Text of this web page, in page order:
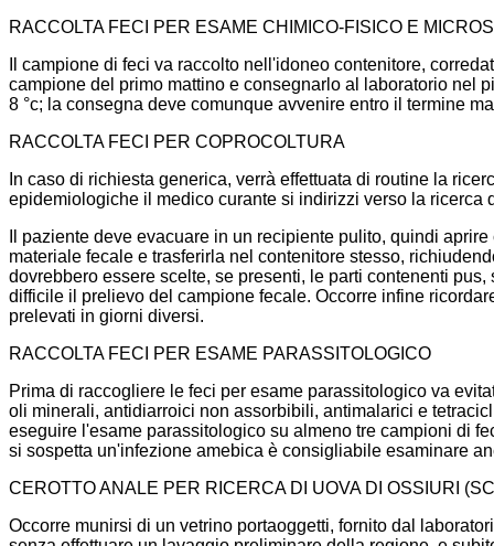
RACCOLTA FECI PER ESAME CHIMICO-FISICO E
Il campione di feci va raccolto nell'idoneo contenitore,
campione del primo mattino e consegnarlo al laboratorio nel
8 °c; la consegna deve comunque avvenire entro il termine
RACCOLTA FECI PER COPROCOLTURA
In caso di richiesta generica, verrà effettuata di routine la
epidemiologiche il medico curante si indirizzi verso la
Il paziente deve evacuare in un recipiente pulito, quindi
materiale fecale e trasferirla nel contenitore stesso,
dovrebbero essere scelte, se presenti, le parti contenenti
difficile il prelievo del campione fecale. Occorre infine
prelevati in giorni diversi.
RACCOLTA FECI PER ESAME PARASSITOLOGICO
Prima di raccogliere le feci per esame parassitologico va
oli minerali, antidiarroici non assorbibili, antimalarici e
eseguire l'esame parassitologico su almeno tre campioni di
si sospetta un'infezione amebica è consigliabile esaminare
CEROTTO ANALE PER RICERCA DI UOVA DI OSSIURI
Occorre munirsi di un vetrino portaoggetti, fornito dal